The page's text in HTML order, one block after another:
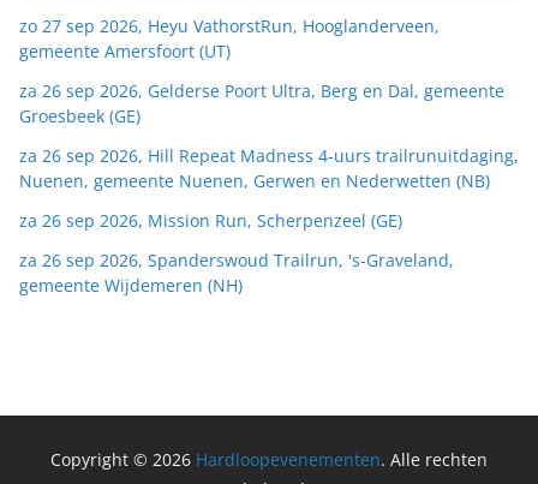
zo 27 sep 2026, Heyu VathorstRun, Hooglanderveen,
gemeente Amersfoort (UT)
za 26 sep 2026, Gelderse Poort Ultra, Berg en Dal, gemeente
Groesbeek (GE)
za 26 sep 2026, Hill Repeat Madness 4-uurs trailrunuitdaging,
Nuenen, gemeente Nuenen, Gerwen en Nederwetten (NB)
za 26 sep 2026, Mission Run, Scherpenzeel (GE)
za 26 sep 2026, Spanderswoud Trailrun, 's-Graveland,
gemeente Wijdemeren (NH)
Copyright © 2026 Hardloopevenementen. Alle rechten